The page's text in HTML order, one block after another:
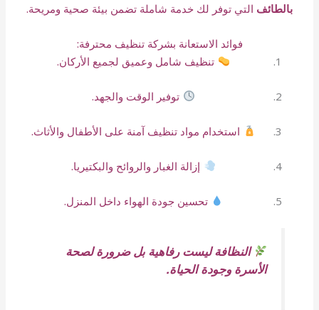
بالطائف التي توفر لك خدمة شاملة تضمن بيئة صحية ومريحة.
فوائد الاستعانة بشركة تنظيف محترفة:
تنظيف شامل وعميق لجميع الأركان.
توفير الوقت والجهد.
استخدام مواد تنظيف آمنة على الأطفال والأثاث.
إزالة الغبار والروائح والبكتيريا.
تحسين جودة الهواء داخل المنزل.
النظافة ليست رفاهية بل ضرورة لصحة
الأسرة وجودة الحياة.